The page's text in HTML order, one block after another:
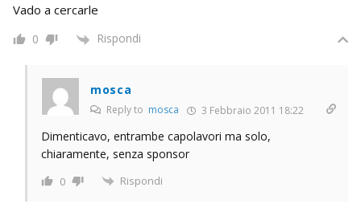
Vado a cercarle
0 Rispondi
mosca
Reply to mosca 3 Febbraio 2011 18:22
Dimenticavo, entrambe capolavori ma solo,
chiaramente, senza sponsor
0 Rispondi